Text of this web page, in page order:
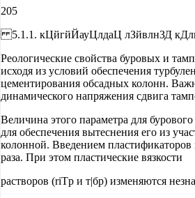
205
5.1.1. кЦйгйЙауЦлдаЦ лЗйвлнЗД
Реологические свойства буровых и
исходя из условий обеспечения
цементирования обсадных колонн.
динамического напряжения сдвига
Величина этого параметра для
для обеспечения вытеснения его из
колонной. Введением
раза. При этом пластические вязкости
растворов (riTp и т|бр) изменяются